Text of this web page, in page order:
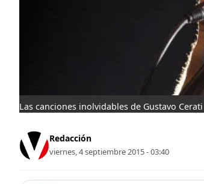
Las canciones inolvidables de Gustavo Cerati
Redacción
viernes, 4 septiembre 2015 - 03:40